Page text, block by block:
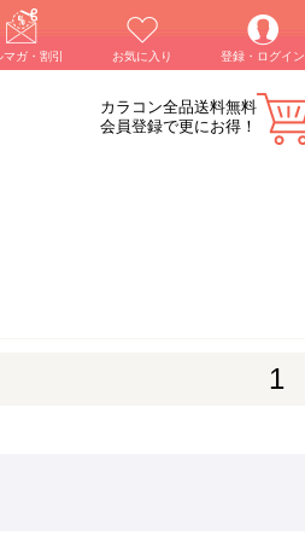
ガ・割引 お気に入り 登録・ログイン
カラコン全品送料無料
会員登録で更にお得！
1